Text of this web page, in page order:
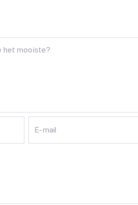
E-mail